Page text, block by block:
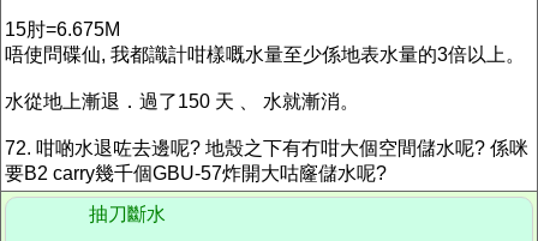
15肘=6.675M
唔使問碟仙, 我都識計咁樣嘅水量至少係地表水量的3倍以上。
水從地上漸退．過了150 天 、 水就漸消。
72. 咁啲水退咗去邊呢? 地殼之下有冇咁大個空間儲水呢? 係咪
要B2 carry幾千個GBU-57炸開大咕窿儲水呢?
抽刀斷水